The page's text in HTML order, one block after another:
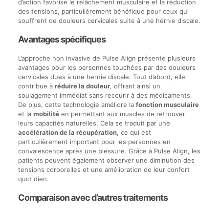
d’action favorise le relâchement musculaire et la réduction
des tensions, particulièrement bénéfique pour ceux qui
souffrent de douleurs cervicales suite à une hernie discale.
Avantages spécifiques
L’approche non invasive de Pulse Align présente plusieurs
avantages pour les personnes touchées par des douleurs
cervicales dues à une hernie discale. Tout d’abord, elle
contribue à réduire la douleur, offrant ainsi un
soulagement immédiat sans recourir à des médicaments.
De plus, cette technologie améliore la fonction musculaire
et la mobilitéen permettant aux muscles de retrouver
leurs capacités naturelles. Cela se traduit par une
accélération de la récupération, ce qui est
particulièrement important pour les personnes en
convalescence après une blessure. Grâce à Pulse Align, les
patients peuvent également observer une diminution des
tensions corporelles et une amélioration de leur confort
quotidien.
Comparaison avec d’autres traitements